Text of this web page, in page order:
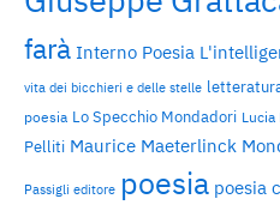
farà Interno Poesia
vita dei bicchieri e delle stelle
poesia Lo Specchio Mondadori
Pelliti Maurice Maeterlinck
Passigli editore poesia poesia